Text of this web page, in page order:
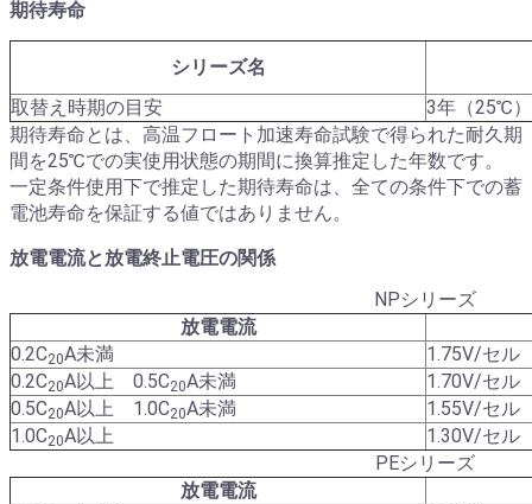
期待寿命
シリーズ名
取替え時期の目安
3年（25℃）
期待寿命とは、高温フロート加速寿命試験で得られた耐久期
間を25℃での実使用状態の期間に換算推定した年数です。
一定条件使用下で推定した期待寿命は、全ての条件下での蓄
電池寿命を保証する値ではありません。
放電電流と放電終止電圧の関係
NPシリーズ
放電電流
0.2C20A未満
1.75V/セル
0.2C20A以上 0.5C20A未満
1.70V/セル
0.5C20A以上 1.0C20A未満
1.55V/セル
1.0C20A以上
1.30V/セル
PEシリーズ
放電電流